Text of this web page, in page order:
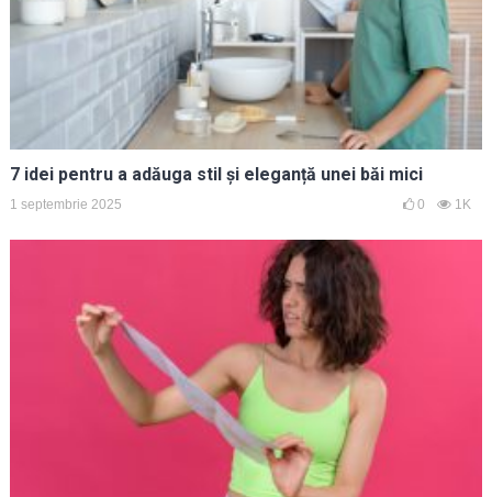
7 idei pentru a adăuga stil și eleganță unei băi mici
1 septembrie 2025 0 1K